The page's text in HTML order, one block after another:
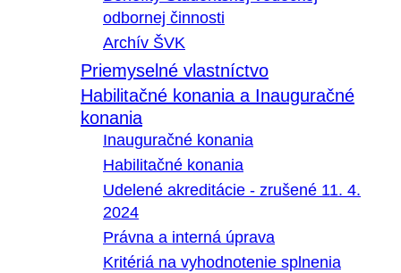
odbornej činnosti
Archív ŠVK
Priemyselné vlastníctvo
Habilitačné konania a Inauguračné
konania
Inauguračné konania
Habilitačné konania
Udelené akreditácie - zrušené 11. 4.
2024
Právna a interná úprava
Kritériá na vyhodnotenie splnenia